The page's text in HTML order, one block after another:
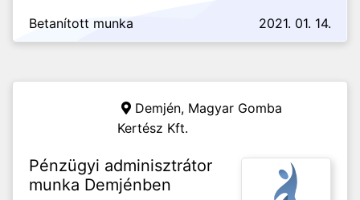
Betanított munka 2021. 01. 14.
Demjén, Magyar Gomba
Kertész Kft.
Pénzügyi adminisztrátor
munka Demjénben